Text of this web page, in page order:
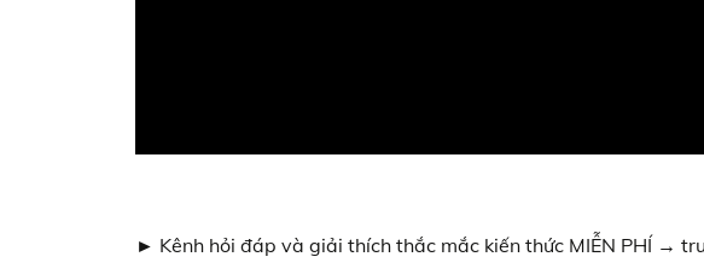
► Kênh hỏi đáp và giải thích thắc mắc kiến thức MIỄN PHÍ →